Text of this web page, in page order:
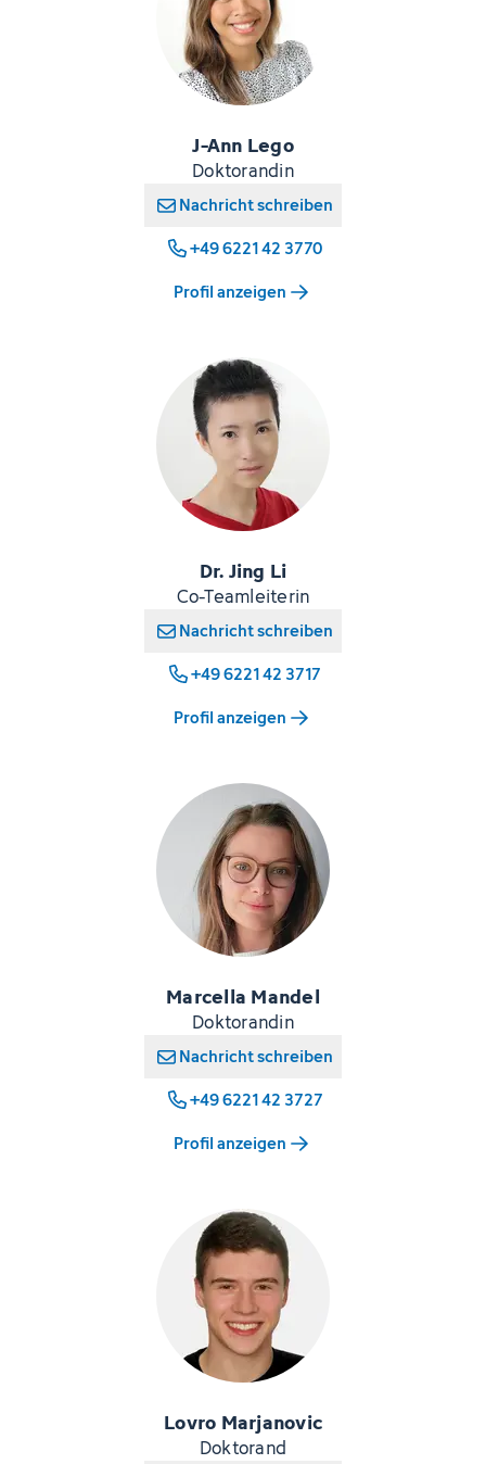
J-Ann Lego
Doktorandin
Nachricht schreiben
+49 6221 42 3770
Profil anzeigen
Dr. Jing Li
Co-Teamleiterin
Nachricht schreiben
+49 6221 42 3717
Profil anzeigen
Marcella Mandel
Doktorandin
Nachricht schreiben
+49 6221 42 3727
Profil anzeigen
Lovro Marjanovic
Doktorand